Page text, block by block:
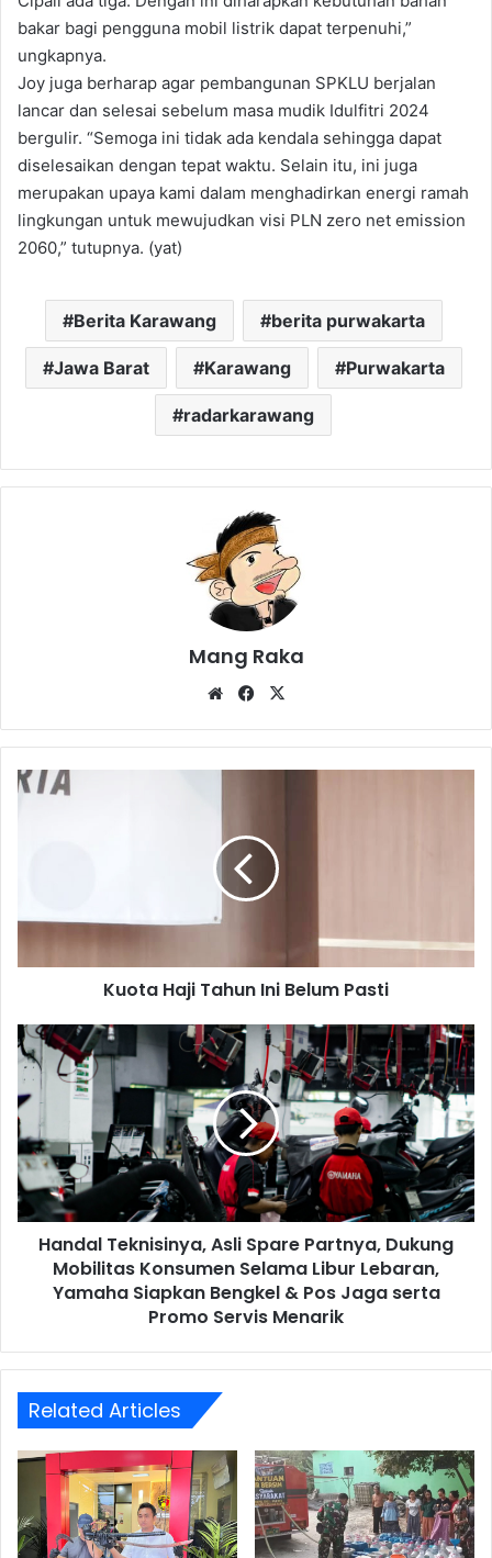
bakar bagi pengguna mobil listrik dapat terpenuhi,”
ungkapnya.
Joy juga berharap agar pembangunan SPKLU berjalan
lancar dan selesai sebelum masa mudik Idulfitri 2024
bergulir. “Semoga ini tidak ada kendala sehingga dapat
diselesaikan dengan tepat waktu. Selain itu, ini juga
merupakan upaya kami dalam menghadirkan energi ramah
lingkungan untuk mewujudkan visi PLN zero net emission
2060,” tutupnya. (yat)
Berita Karawang berita purwakarta
Jawa Barat Karawang Purwakarta
radarkarawang
Mang Raka
WebsiteFacebook
Kuota
Kuota Haji Tahun Ini Belum Pasti
Handal
Teknisinya,
Asli
Spare
Partnya,
Dukung
Mobilitas
Konsumen
Selama
Libur
Lebaran,
Yamaha
&
Jaga
serta
Promo
Servis
Menarik
Handal Teknisinya, Asli Spare Partnya, Dukung
Mobilitas Konsumen Selama Libur Lebaran,
Yamaha Siapkan Bengkel & Pos Jaga serta
Promo Servis Menarik
Related Articles